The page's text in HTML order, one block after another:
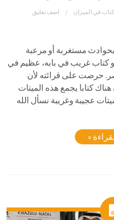
كتاب في الميزان اضف تعليق
بحوادث مستغربة أو مرعبة
كتاب غريب في بابه، عظيم في
حرصت على قرائته لأن
كتابا يجمع هذه الميتات
عجيبة وغريبة نسأل الله
»